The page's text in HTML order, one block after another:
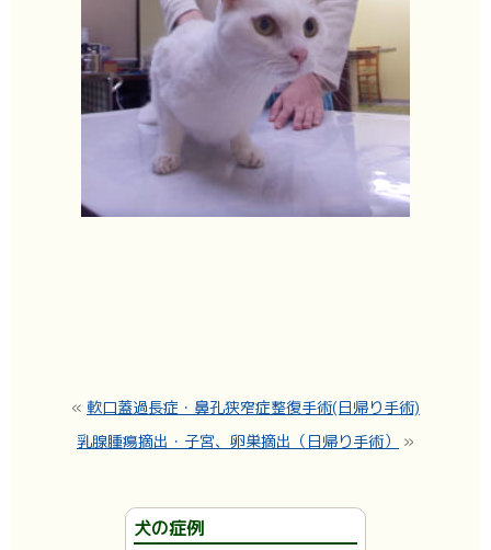
« 軟口蓋過長症・鼻孔狭窄症整復手術(日帰り手術)
乳腺腫瘍摘出・子宮、卵巣摘出（日帰り手術）
»
犬の症例